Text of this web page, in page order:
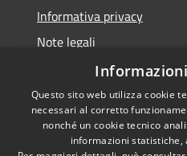
Informativa privacy
Note legali
Dichiarazione di accessibilità
RSS
Questo sito web utilizza cookie
necessari al corretto
nonché un cookie tecnico
informazioni statistiche,